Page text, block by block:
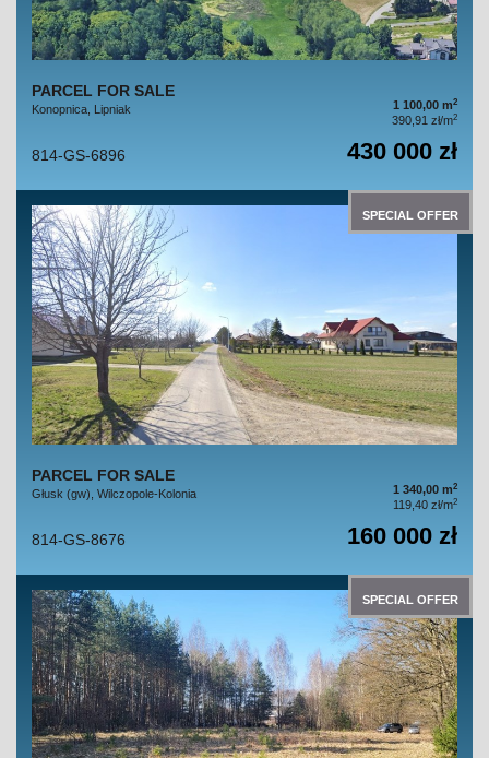
PARCEL FOR SALE
Konopnica, Lipniak 1 100,00 m2
390,91 zł/m2
814-GS-6896 430 000 zł
SPECIAL OFFER
PARCEL FOR SALE
Głusk (gw), Wilczopole-Kolonia 1 340,00 m2
119,40 zł/m2
814-GS-8676 160 000 zł
SPECIAL OFFER